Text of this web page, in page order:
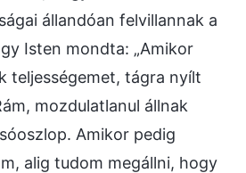
állandóan felvillannak a
Isten mondta: „Amikor
teljességemet, tágra nyílt
mozdulatlanul állnak
Amikor pedig
alig tudom megállni, hogy